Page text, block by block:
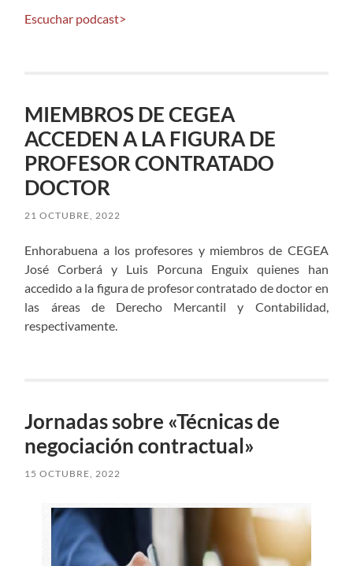
Escuchar podcast>
MIEMBROS DE CEGEA
ACCEDEN A LA FIGURA DE
PROFESOR CONTRATADO
DOCTOR
21 OCTUBRE, 2022
Enhorabuena a los profesores y miembros de CEGEA
José Corberá y Luis Porcuna Enguix quienes han
accedido a la figura de profesor contratado de doctor en
las áreas de Derecho Mercantil y Contabilidad,
respectivamente.
Jornadas sobre «Técnicas de
negociación contractual»
15 OCTUBRE, 2022